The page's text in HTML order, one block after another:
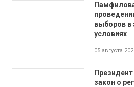
выборов в
условиях
05 августа
закон о